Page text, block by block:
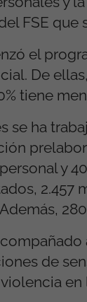
FSE que
el
De
tiene
se ha
y
2.457
de
en